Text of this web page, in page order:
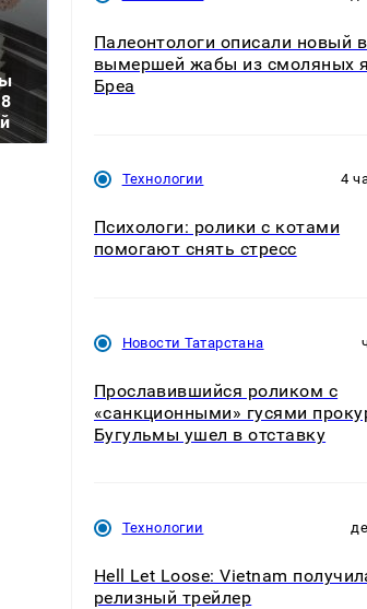
Как выглядит место
Палеонтологи описали новый
вымершей жабы из смоляных
Бреа
Технологии 4
Психологи: ролики с котами
помогают снять стресс
Новости Татарстана
Прославившийся роликом с
«санкционными» гусями
Бугульмы ушел в отставку
Технологии
Hell Let Loose: Vietnam
релизный трейлер